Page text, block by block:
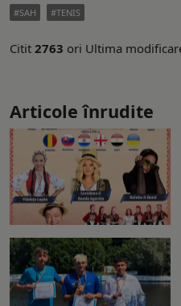
SAH
TENIS
Citit 2763 ori Ultima
Articole înrudite